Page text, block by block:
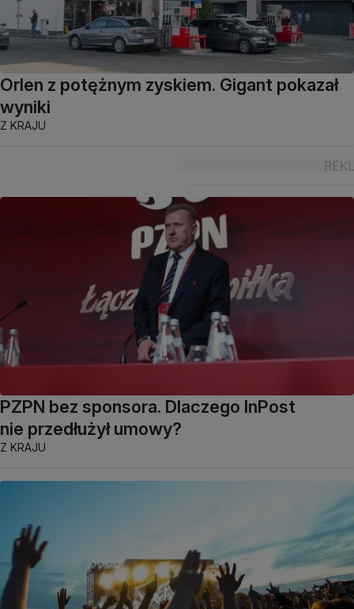
Orlen z potężnym zyskiem. Gigant pokazał
wyniki
Z KRAJU
PZPN bez sponsora. Dlaczego InPost
nie przedłużył umowy?
Z KRAJU